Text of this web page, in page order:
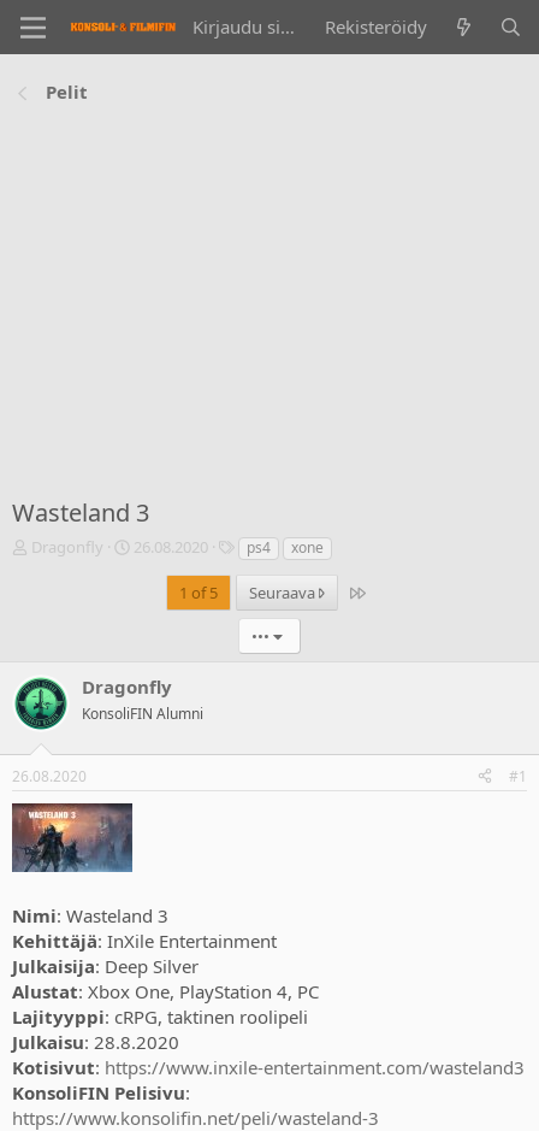
Kirjaudu sisään Rekisteröidy
Pelit
Wasteland 3
V
k
e
t
u
n
a
l
o
i
t
a
j
a
Dragonfly
A
p
ä
v
26.08.2020
T
n
s
ps4 xone
1 of 5 Seuraava Last
•••
Dragonfly
KonsoliFIN Alumni
26.08.2020 #1
Nimi: Wasteland 3
Kehittäjä: InXile Entertainment
Julkaisija: Deep Silver
Alustat: Xbox One, PlayStation 4, PC
Lajityyppi: cRPG, taktinen roolipeli
Julkaisu: 28.8.2020
Kotisivut: https://www.inxile-entertainment.com/wasteland3
KonsoliFIN Pelisivu:
https://www.konsolifin.net/peli/wasteland-3